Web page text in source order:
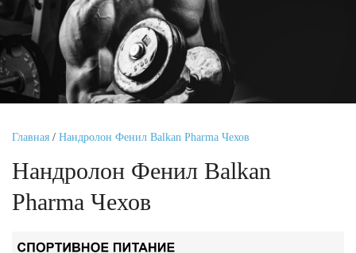
Главная / Нандролон Фенил Balkan Pharma Чехов
Нандролон Фенил Balkan
Pharma Чехов